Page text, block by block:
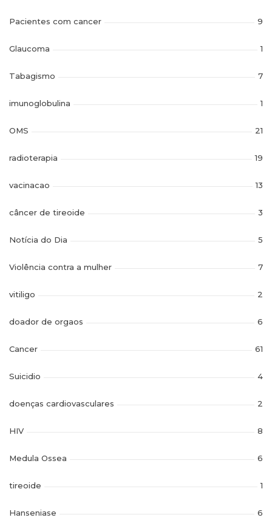
Pacientes com cancer 9
Glaucoma 1
Tabagismo 7
imunoglobulina 1
OMS 21
radioterapia 19
vacinacao 13
câncer de tireoide 3
Notícia do Dia 5
Violência contra a mulher 7
vitiligo 2
doador de orgaos 6
Cancer 61
Suicidio 4
doenças cardiovasculares 2
HIV 8
Medula Ossea 6
tireoide 1
Hanseniase 6